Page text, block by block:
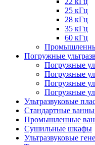
25 кГц
28 кГц
35 кГц
60 кГц
Погружные
Погружные
Погружные
Погружные
Погружные
Ультразвуковые
Стандартные
Промышленные
Сушильные шкафы
Ультразвуковые